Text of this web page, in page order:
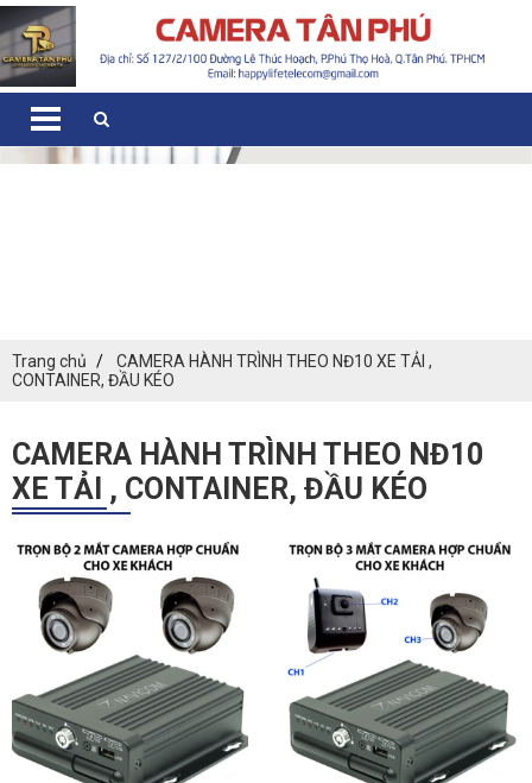
Trang chủ
CAMERA HÀNH TRÌNH THEO NĐ10 XE TẢI ,
CONTAINER, ĐẦU KÉO
CAMERA HÀNH TRÌNH THEO NĐ10
XE TẢI , CONTAINER, ĐẦU KÉO
ĐĂNG KÝ TƯ VẤN